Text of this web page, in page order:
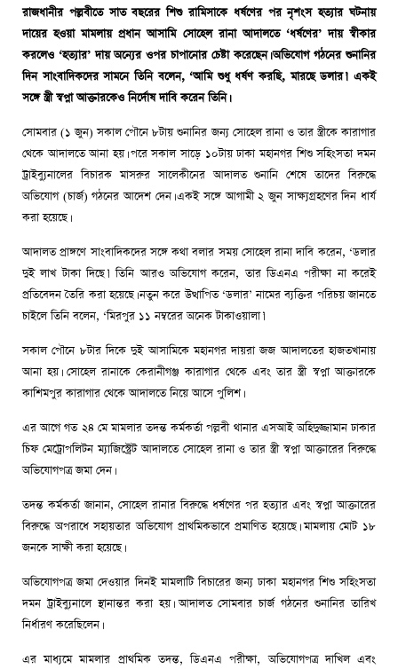
রাজধানীর পল্লবীতে সাত বছরের শিশু রামিসাকে ধর্ষণের পর নৃশংস হত্যার ঘটনায়
দায়ের হওয়া মামলায় প্রধান আসামি সোহেল রানা আদালতে ‘ধর্ষণের’ দায় স্বীকার
করলেও ‘হত্যার’ দায় অন্যের ওপর চাপানোর চেষ্টা করেছেন। অভিযোগ গঠনের শুনানির
দিন সাংবাদিকদের সামনে তিনি বলেন, ‘আমি শুধু ধর্ষণ করছি, মারছে ডলার।’ একই
সঙ্গে স্ত্রী স্বপ্না আক্তারকেও নির্দোষ দাবি করেন তিনি।
সোমবার (১ জুন) সকাল পৌনে ৮টায় শুনানির জন্য সোহেল রানা ও তার স্ত্রীকে কারাগার
থেকে আদালতে আনা হয়। পরে সকাল সাড়ে ১০টায় ঢাকা মহানগর শিশু সহিংসতা দমন
ট্রাইব্যুনালের বিচারক মাসরুর সালেকীনের আদালত শুনানি শেষে তাদের বিরুদ্ধে
অভিযোগ (চার্জ) গঠনের আদেশ দেন। একই সঙ্গে আগামী ২ জুন সাক্ষ্যগ্রহণের দিন ধার্য
করা হয়েছে।
আদালত প্রাঙ্গণে সাংবাদিকদের সঙ্গে কথা বলার সময় সোহেল রানা দাবি করেন, ‘ডলার
দুই লাখ টাকা দিছে।’ তিনি আরও অভিযোগ করেন, তার ডিএনএ পরীক্ষা না করেই
প্রতিবেদন তৈরি করা হয়েছে। নতুন করে উত্থাপিত ‘ডলার’ নামের ব্যক্তির পরিচয় জানতে
চাইলে তিনি বলেন, ‘মিরপুর ১১ নম্বরের অনেক টাকাওয়ালা।’
সকাল পৌনে ৮টার দিকে দুই আসামিকে মহানগর দায়রা জজ আদালতের হাজতখানায়
আনা হয়। সোহেল রানাকে কেরানীগঞ্জ কারাগার থেকে এবং তার স্ত্রী স্বপ্না আক্তারকে
কাশিমপুর কারাগার থেকে আদালতে নিয়ে আসে পুলিশ।
এর আগে গত ২৪ মে মামলার তদন্ত কর্মকর্তা পল্লবী থানার এসআই অহিদুজ্জামান ঢাকার
চিফ মেট্রোপলিটন ম্যাজিস্ট্রেট আদালতে সোহেল রানা ও তার স্ত্রী স্বপ্না আক্তারের বিরুদ্ধে
অভিযোগপত্র জমা দেন।
তদন্ত কর্মকর্তা জানান, সোহেল রানার বিরুদ্ধে ধর্ষণের পর হত্যার এবং স্বপ্না আক্তারের
বিরুদ্ধে অপরাধে সহায়তার অভিযোগ প্রাথমিকভাবে প্রমাণিত হয়েছে। মামলায় মোট ১৮
জনকে সাক্ষী করা হয়েছে।
অভিযোগপত্র জমা দেওয়ার দিনই মামলাটি বিচারের জন্য ঢাকা মহানগর শিশু সহিংসতা
দমন ট্রাইব্যুনালে স্থানান্তর করা হয়। আদালত সোমবার চার্জ গঠনের শুনানির তারিখ
নির্ধারণ করেছিলেন।
এর মাধ্যমে মামলার প্রাথমিক তদন্ত, ডিএনএ পরীক্ষা, অভিযোগপত্র দাখিল এবং